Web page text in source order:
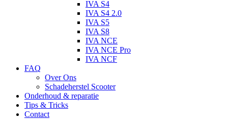
IVA S4
IVA S4 2.0
IVA S5
IVA S8
IVA NCE
IVA NCE Pro
IVA NCF
FAQ
Over Ons
Schadeherstel Scooter
Onderhoud & reparatie
Tips & Tricks
Contact